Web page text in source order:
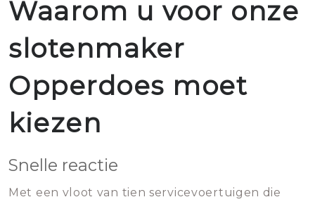
Waarom u voor onze
slotenmaker
Opperdoes moet
kiezen
Snelle reactie
Met een vloot van tien servicevoertuigen die